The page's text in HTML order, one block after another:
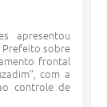
apresentou
Prefeito sobre
frontal
com a
controle de